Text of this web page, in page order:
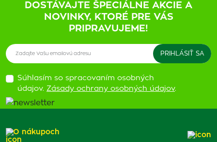
DOSTÁVAJTE ŠPECIÁLNE AKCIE A
NOVINKY, KTORÉ PRE VÁS
PRIPRAVUJEME!
Súhlasím so spracovaním osobných
údajov. Zásady ochrany osobných údajov.
O nákupoch